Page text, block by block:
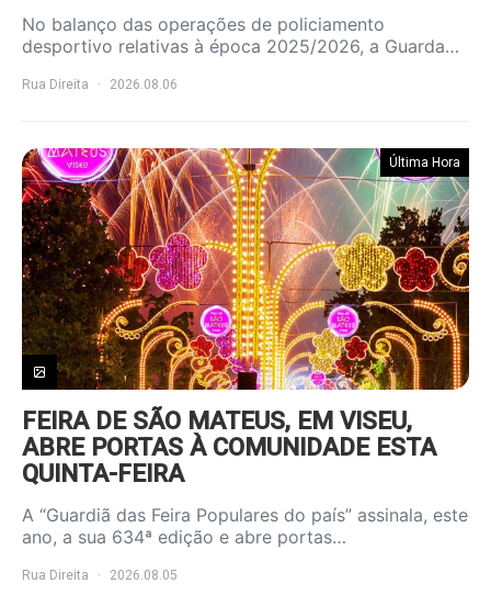
No balanço das operações de policiamento
desportivo relativas à época 2025/2026, a Guarda…
Rua Direita 2026.08.06
Última Hora
FEIRA DE SÃO MATEUS, EM VISEU,
ABRE PORTAS À COMUNIDADE ESTA
QUINTA-FEIRA
A “Guardiã das Feira Populares do país” assinala, este
ano, a sua 634ª edição e abre portas…
Rua Direita 2026.08.05